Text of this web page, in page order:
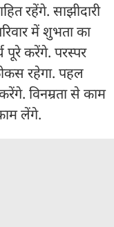
रहेंगे. साझीदारी
में शुभता का
पूरे करेंगे. परस्पर
रहेगा. पहल
विनम्रता से काम
लेंगे.